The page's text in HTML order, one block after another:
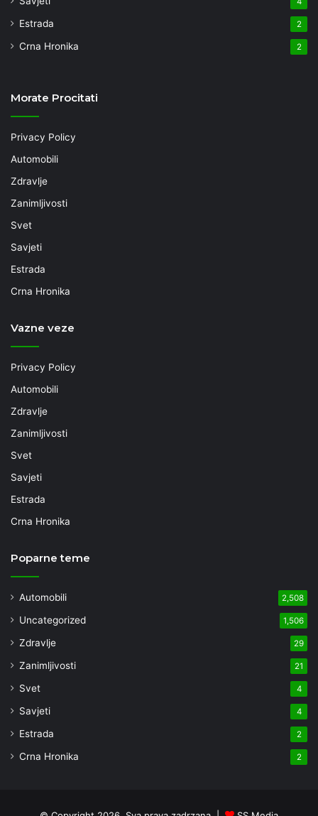
Estrada 2
Crna Hronika 2
Morate Procitati
Privacy Policy
Automobili
Zdravlje
Zanimljivosti
Svet
Savjeti
Estrada
Crna Hronika
Vazne veze
Privacy Policy
Automobili
Zdravlje
Zanimljivosti
Svet
Savjeti
Estrada
Crna Hronika
Poparne teme
Automobili 2,508
Uncategorized 1,506
Zdravlje 29
Zanimljivosti 21
Svet 4
Savjeti 4
Estrada 2
Crna Hronika 2